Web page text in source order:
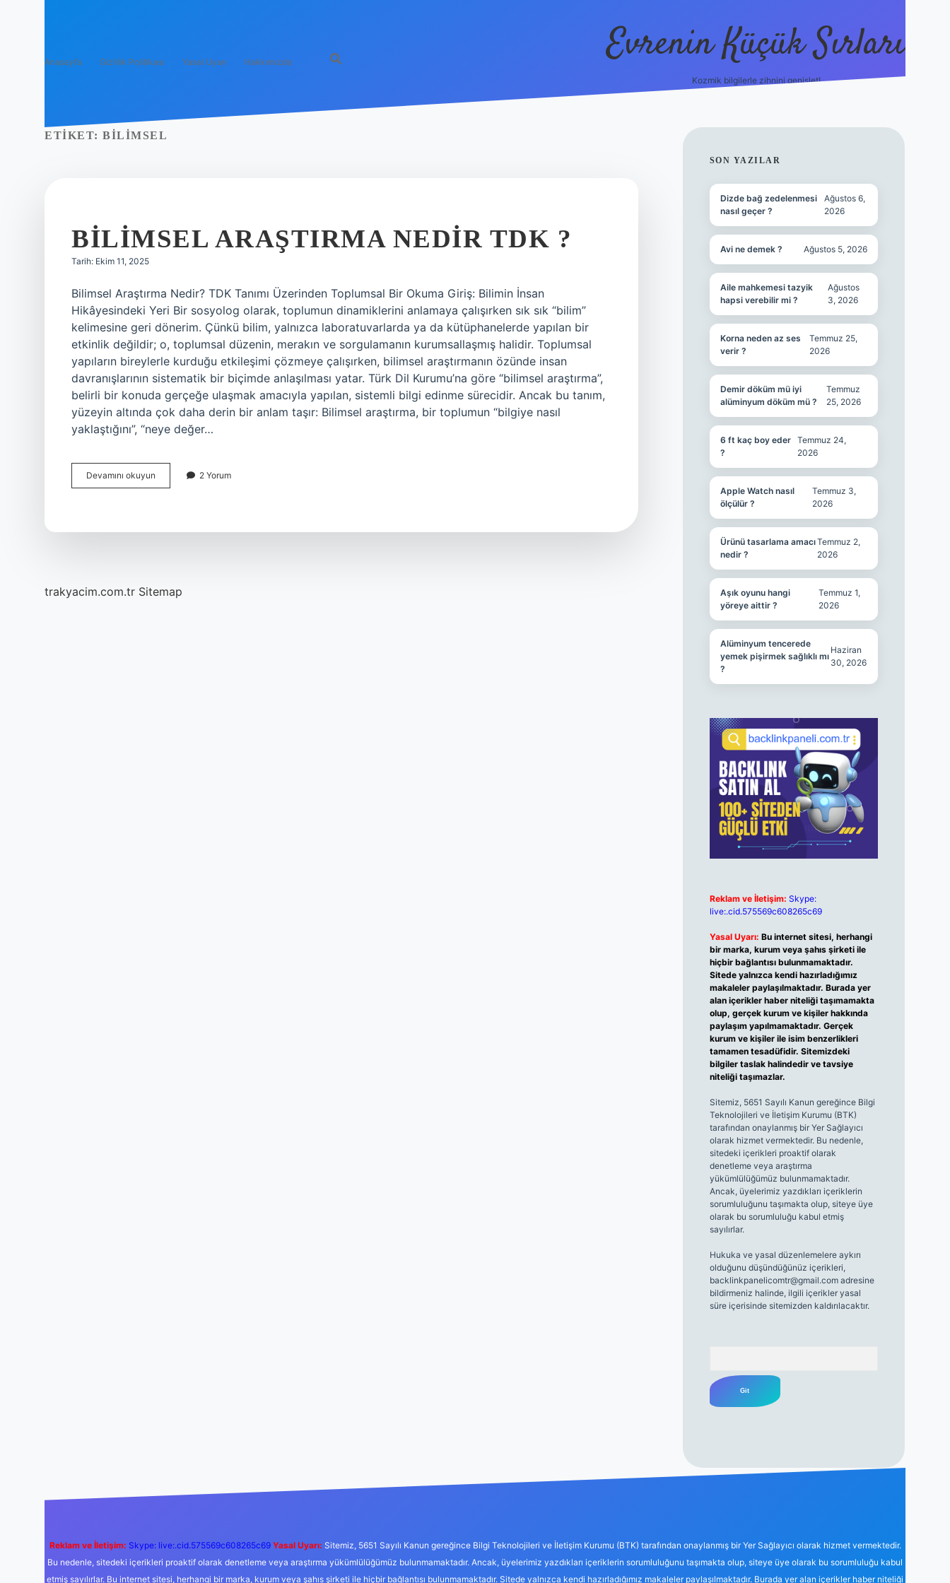
Anasayfa Gizlilik Politikası Yasal Uyarı Hakkımızda Evrenin Küçük Sırları
Kozmik bilgilerle zihnini genişlet!
ETIKET: BILIMSEL
BILIMSEL ARAŞTIRMA NEDIR TDK ?
Tarih: Ekim 11, 2025
Bilimsel Araştırma Nedir? TDK Tanımı Üzerinden Toplumsal Bir Okuma Giriş: Bilimin İnsan
Hikâyesindeki Yeri Bir sosyolog olarak, toplumun dinamiklerini anlamaya çalışırken sık sık “bilim”
kelimesine geri dönerim. Çünkü bilim, yalnızca laboratuvarlarda ya da kütüphanelerde yapılan bir
etkinlik değildir; o, toplumsal düzenin, merakın ve sorgulamanın kurumsallaşmış halidir. Toplumsal
yapıların bireylerle kurduğu etkileşimi çözmeye çalışırken, bilimsel araştırmanın özünde insan
davranışlarının sistematik bir biçimde anlaşılması yatar. Türk Dil Kurumu’na göre “bilimsel araştırma”,
belirli bir konuda gerçeğe ulaşmak amacıyla yapılan, sistemli bilgi edinme sürecidir. Ancak bu tanım,
yüzeyin altında çok daha derin bir anlam taşır: Bilimsel araştırma, bir toplumun “bilgiye nasıl
yaklaştığını”, “neye değer…
Devamını okuyun
araştırma
2 Yorum
trakyacim.com.tr Sitemap
SIDEBAR
SON YAZILAR
Dizde bağ zedelenmesi
nasıl geçer ?
Ağustos 6,
2026
Avi ne demek ? Ağustos 5, 2026
Aile mahkemesi tazyik
hapsi verebilir mi ?
Ağustos
3, 2026
Korna neden az ses
verir ?
Temmuz 25,
2026
Demir döküm mü iyi
alüminyum döküm mü ?
Temmuz
25, 2026
6 ft kaç boy eder
?
Temmuz 24,
2026
Apple Watch nasıl
ölçülür ?
Temmuz 3,
2026
Ürünü tasarlama amacı
nedir ?
Temmuz 2,
2026
Aşık oyunu hangi
yöreye aittir ?
Temmuz 1,
2026
Alüminyum tencerede
yemek pişirmek sağlıklı mı
?
Haziran
30, 2026
Reklam ve İletişim: Skype:
live:.cid.575569c608265c69
Yasal Uyarı: Bu internet sitesi, herhangi
bir marka, kurum veya şahıs şirketi ile
hiçbir bağlantısı bulunmamaktadır.
Sitede yalnızca kendi hazırladığımız
makaleler paylaşılmaktadır. Burada yer
alan içerikler haber niteliği taşımamakta
olup, gerçek kurum ve kişiler hakkında
paylaşım yapılmamaktadır. Gerçek
kurum ve kişiler ile isim benzerlikleri
tamamen tesadüfidir. Sitemizdeki
bilgiler taslak halindedir ve tavsiye
niteliği taşımazlar.
Sitemiz, 5651 Sayılı Kanun gereğince Bilgi
Teknolojileri ve İletişim Kurumu (BTK)
tarafından onaylanmış bir Yer Sağlayıcı
olarak hizmet vermektedir. Bu nedenle,
sitedeki içerikleri proaktif olarak
denetleme veya araştırma
yükümlülüğümüz bulunmamaktadır.
Ancak, üyelerimiz yazdıkları içeriklerin
sorumluluğunu taşımakta olup, siteye üye
olarak bu sorumluluğu kabul etmiş
sayılırlar.
Hukuka ve yasal düzenlemelere aykırı
olduğunu düşündüğünüz içerikleri,
backlinkpanelicomtr@gmail.comadresine
bildirmeniz halinde, ilgili içerikler yasal
süre içerisinde sitemizden kaldırılacaktır.
betci ilbet yeni
Reklam ve İletişim: Skype: live:.cid.575569c608265c69 Yasal Uyarı: Sitemiz, 5651 Sayılı Kanun gereğince Bilgi Teknolojileri ve İletişim Kurumu (BTK) tarafından onaylanmış bir Yer Sağlayıcı olarak hizmet vermektedir.
Bu nedenle, sitedeki içerikleri proaktif olarak denetleme veya araştırma yükümlülüğümüz bulunmamaktadır. Ancak, üyelerimiz yazdıkları içeriklerin sorumluluğunu taşımakta olup, siteye üye olarak bu sorumluluğu kabul
etmiş sayılırlar. Bu internet sitesi, herhangi bir marka, kurum veya şahıs şirketi ile hiçbir bağlantısı bulunmamaktadır. Sitede yalnızca kendi hazırladığımız makaleler paylaşılmaktadır. Burada yer alan içerikler haber niteliği